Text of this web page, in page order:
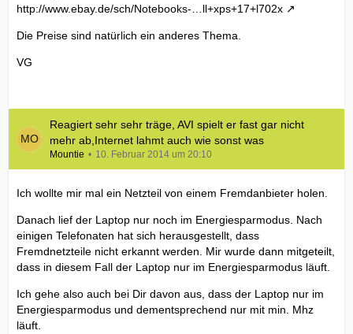
http://www.ebay.de/sch/Notebooks-…ll+xps+17+l702x
Die Preise sind natürlich ein anderes Thema.
VG
Reagiert sehr sehr träge, AVI spielt er fast gar nicht
mehr ab,Internet lahmt auch wie sonst was
Mountie 10. Februar 2014 um 20:10
Ich wollte mir mal ein Netzteil von einem Fremdanbieter holen.
Danach lief der Laptop nur noch im Energiesparmodus. Nach
einigen Telefonaten hat sich herausgestellt, dass
Fremdnetzteile nicht erkannt werden. Mir wurde dann mitgeteilt,
dass in diesem Fall der Laptop nur im Energiesparmodus läuft.
Ich gehe also auch bei Dir davon aus, dass der Laptop nur im
Energiesparmodus und dementsprechend nur mit min. Mhz
läuft.